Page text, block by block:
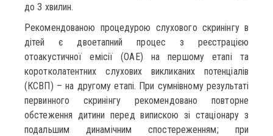
до 3 хвилин.
Рекомендованою процедурою слухового скринінгу в
дітей є двоетапний процес з реєстрацією
отоакустичної емісії (ОАЕ) на першому етапі та
коротколатентних слухових викликаних потенціалів
(КСВП) – на другому етапі. При сумнівному результаті
первинного скринінгу рекомендовано повторне
обстеження дитини перед випискою зі стаціонару з
подальшим динамічним спостереженням; при